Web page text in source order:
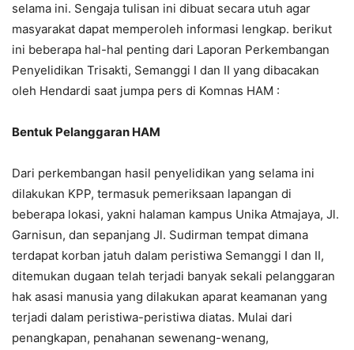
selama ini. Sengaja tulisan ini dibuat secara utuh agar
masyarakat dapat memperoleh informasi lengkap. berikut
ini beberapa hal-hal penting dari Laporan Perkembangan
Penyelidikan Trisakti, Semanggi I dan II yang dibacakan
oleh Hendardi saat jumpa pers di Komnas HAM :
Bentuk Pelanggaran HAM
Dari perkembangan hasil penyelidikan yang selama ini
dilakukan KPP, termasuk pemeriksaan lapangan di
beberapa lokasi, yakni halaman kampus Unika Atmajaya, Jl.
Garnisun, dan sepanjang Jl. Sudirman tempat dimana
terdapat korban jatuh dalam peristiwa Semanggi I dan II,
ditemukan dugaan telah terjadi banyak sekali pelanggaran
hak asasi manusia yang dilakukan aparat keamanan yang
terjadi dalam peristiwa-peristiwa diatas. Mulai dari
penangkapan, penahanan sewenang-wenang,